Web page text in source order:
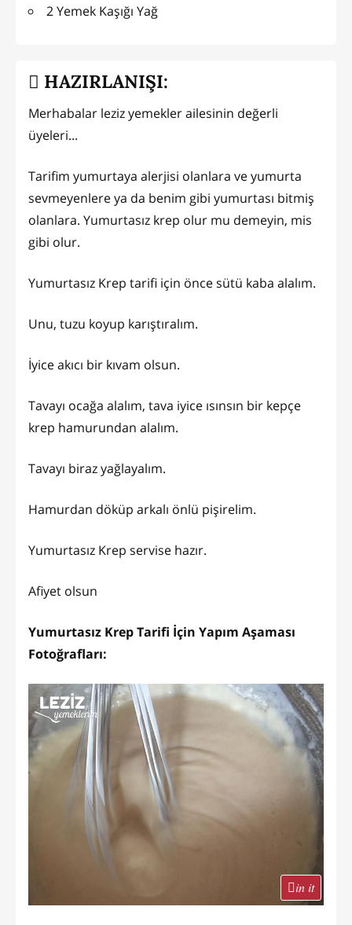
2 Yemek Kaşığı Yağ
HAZIRLANIŞI:
Merhabalar leziz yemekler ailesinin değerli
üyeleri...
Tarifim yumurtaya alerjisi olanlara ve yumurta
sevmeyenlere ya da benim gibi yumurtası bitmiş
olanlara. Yumurtasız krep olur mu demeyin, mis
gibi olur.
Yumurtasız Krep tarifi için önce sütü kaba alalım.
Unu, tuzu koyup karıştıralım.
İyice akıcı bir kıvam olsun.
Tavayı ocağa alalım, tava iyice ısınsın bir kepçe
krep hamurundan alalım.
Tavayı biraz yağlayalım.
Hamurdan döküp arkalı önlü pişirelim.
Yumurtasız Krep servise hazır.
Afiyet olsun
Yumurtasız Krep Tarifi İçin Yapım Aşaması
Fotoğrafları:
in it